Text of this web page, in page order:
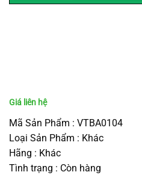
Mã Sản Phẩm : VTBA0104
Loại Sản Phẩm : Khác
Hãng : Khác
Tình trạng : Còn hàng